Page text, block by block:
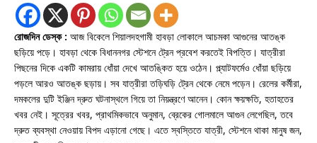
রোজদিন ডেস্ক : আজ বিকেলে শিয়ালদহগামী হাবড়া লোকালে আচমকা আগুনের আতঙ্ক
ছড়িয়ে পড়ে। হাবড়া থেকে বিধাননগর স্টেশনে ট্রেন প্রবেশ করতেই বিপত্তি। যাত্রীরা
পিছনের দিকে একটি কামরায় ধোঁয়া দেখে আতঙ্কিত হয়ে ওঠেন। প্ল্যাটফর্মেও ধোঁয়া ছড়িয়ে
পড়লে আরও আতঙ্ক ছড়ায়। সব যাত্রীরা তড়িঘড়ি ট্রেন থেকে নেমে পড়েন। রেলের কর্মীরা,
দমকলের দুটি ইঞ্জিন দ্রুত ঘটনাস্থলে গিয়ে তা নিয়ন্ত্রণে আনেন। কোন ক্ষয়ক্ষতি, হতাহতের
খবর নেই। সূত্রের খবর, প্রাথমিকভাবে অনুমান, ব্রেকের গোলমালে আগুন লেগেছিল, তবে
দ্রুত ব্যবস্থা নেওয়ায় বিপদ এড়ানো গেছে। এতে স্বস্তিতে যাত্রী, স্টেশনে থাকা মানুষ জন,